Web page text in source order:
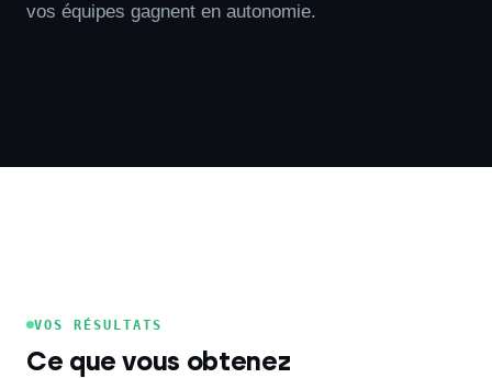
vos équipes gagnent en autonomie.
VOS RÉSULTATS
Ce que vous obtenez